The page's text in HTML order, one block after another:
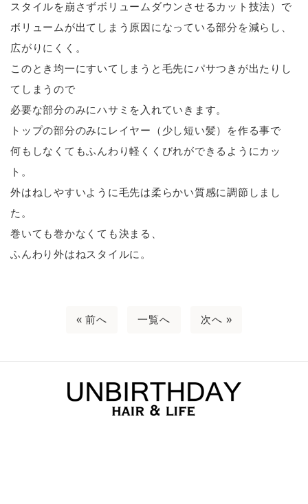
スタイルを崩さずボリュームダウンさせるカット技法）で
ボリュームが出てしまう原因になっている部分を減らし、
広がりにくく。
このとき均一にすいてしまうと毛先にパサつきが出たりし
てしまうので
必要な部分のみにハサミを入れていきます。
トップの部分のみにレイヤー（少し短い髪）を作る事で
何もしなくてもふんわり軽くくびれができるようにカッ
ト。
外はねしやすいように毛先は柔らかい質感に調節しまし
た。
巻いても巻かなくても決まる、
ふんわり外はねスタイルに。
« 前へ 一覧へ 次へ »